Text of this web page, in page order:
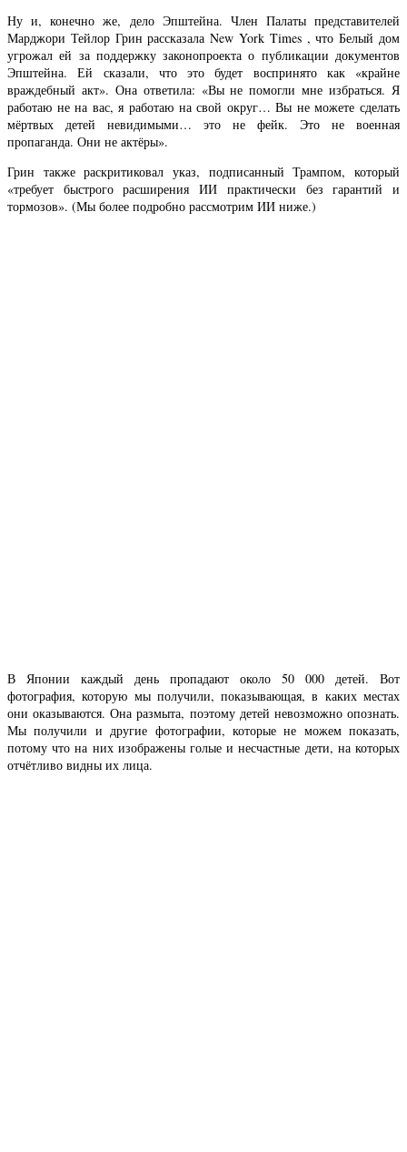
Ну и, конечно же, дело Эпштейна. Член Палаты представителей
Марджори Тейлор Грин рассказала New York Times , что Белый дом
угрожал ей за поддержку законопроекта о публикации документов
Эпштейна. Ей сказали, что это будет воспринято как «крайне
враждебный акт». Она ответила: «Вы не помогли мне избраться. Я
работаю не на вас, я работаю на свой округ… Вы не можете сделать
мёртвых детей невидимыми… это не фейк. Это не военная
пропаганда. Они не актёры».
Грин также раскритиковал указ, подписанный Трампом, который
«требует быстрого расширения ИИ практически без гарантий и
тормозов». (Мы более подробно рассмотрим ИИ ниже.)
В Японии каждый день пропадают около 50 000 детей. Вот
фотография, которую мы получили, показывающая, в каких местах
они оказываются. Она размыта, поэтому детей невозможно опознать.
Мы получили и другие фотографии, которые не можем показать,
потому что на них изображены голые и несчастные дети, на которых
отчётливо видны их лица.